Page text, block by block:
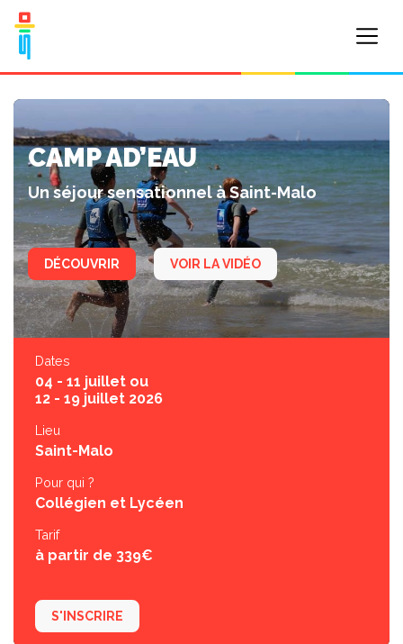
CAMP AD’EAU
Un séjour sensationnel à Saint-Malo
DÉCOUVRIR VOIR LA VIDÉO
Dates
04 - 11 juillet ou
12 - 19 juillet 2026
Lieu
Saint-Malo
Pour qui ?
Collégien et Lycéen
Tarif
à partir de 339€
S'INSCRIRE